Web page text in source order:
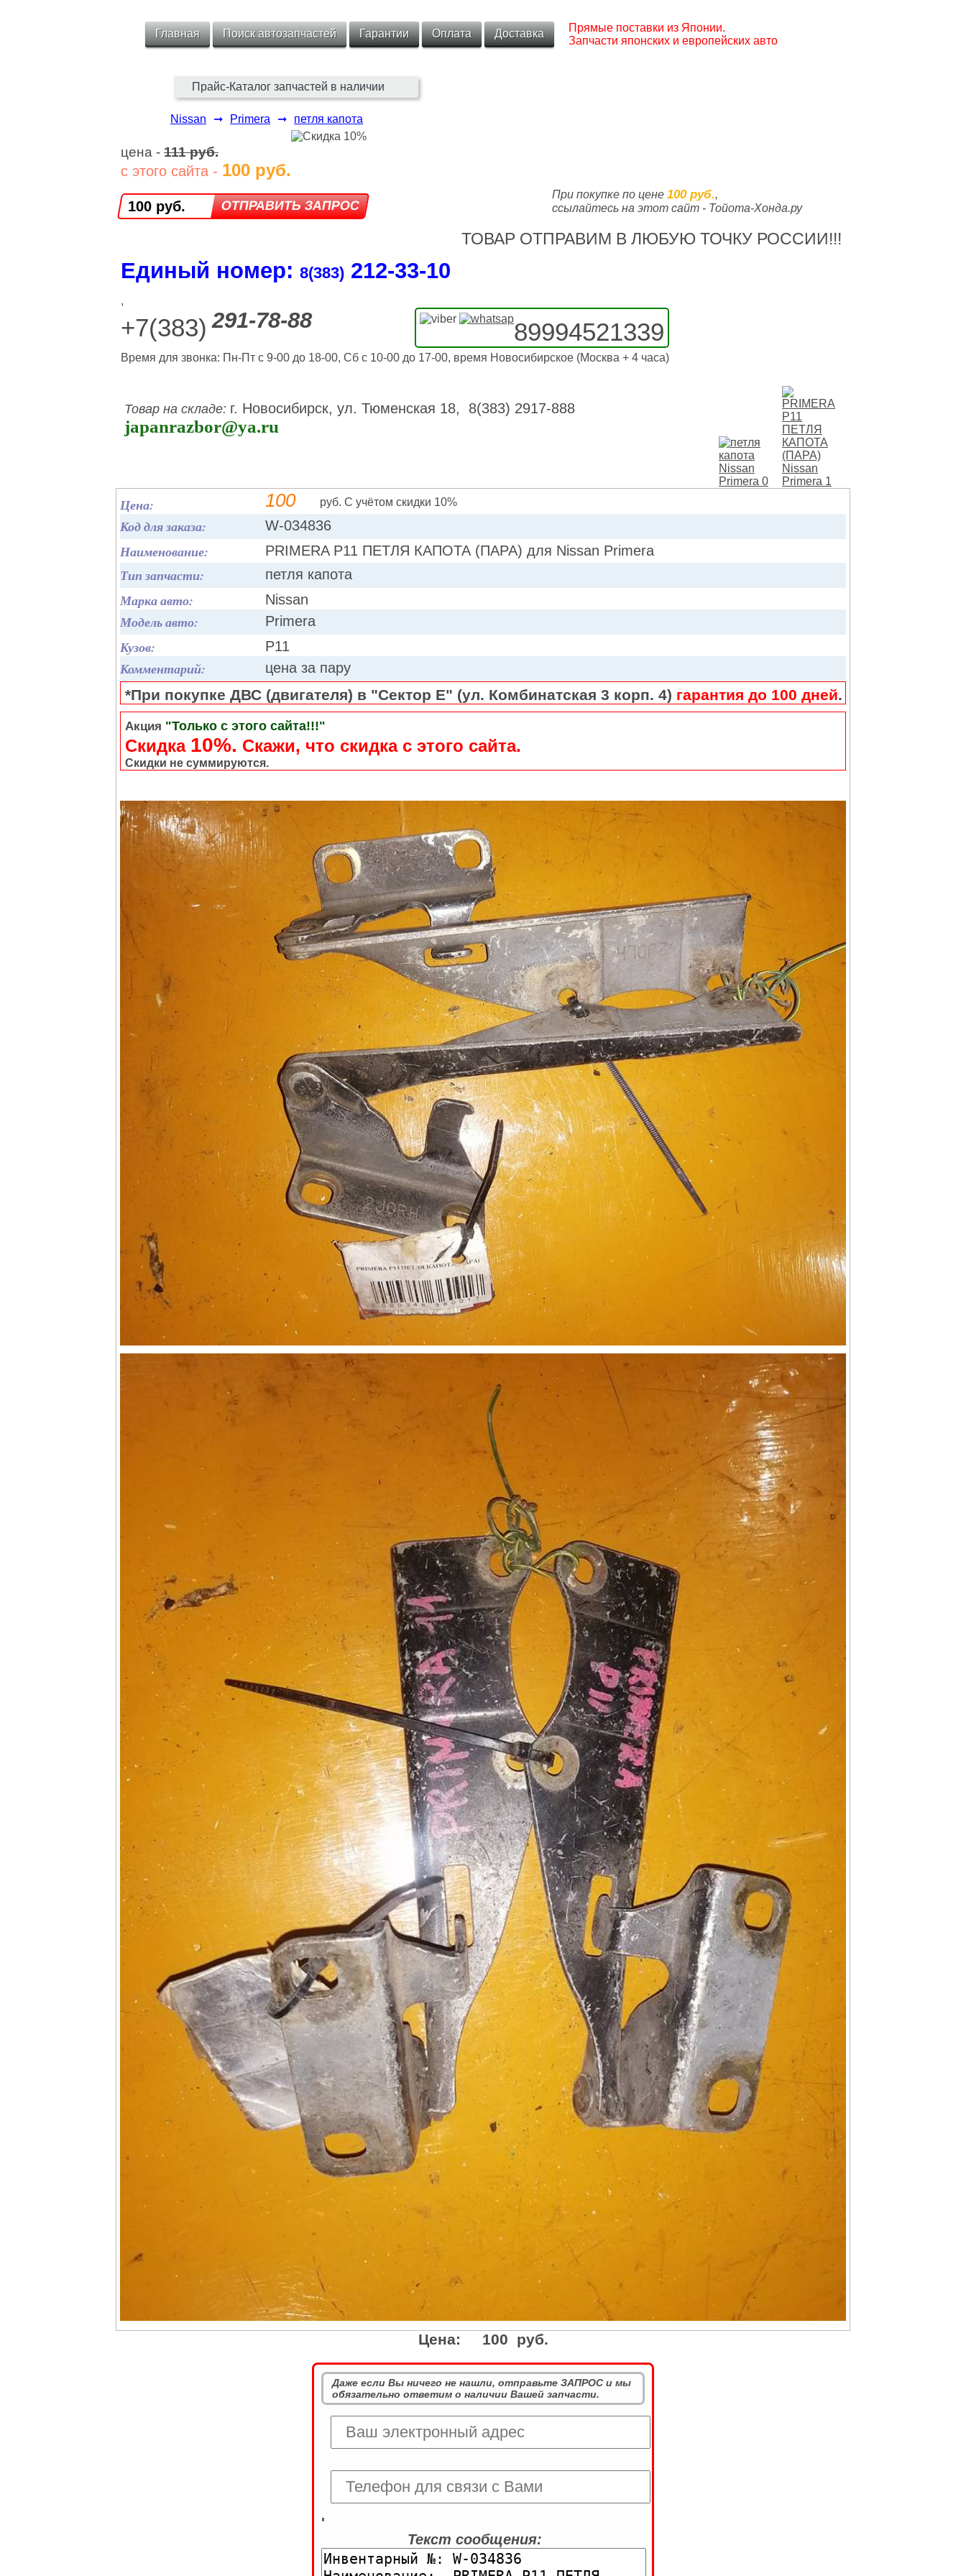
Главная Поиск автозапчастей Гарантии Оплата Доставка
Прямые поставки из Японии.
Запчасти японских и европейских авто
Прайс-Каталог запчастей в наличии
Nissan ➞ Primera ➞ петля капота
цена - 111 руб.
с этого сайта - 100 руб.
100 руб.
При покупке по цене 100 руб.,
ссылайтесь на этот сайт - Тойота-Хонда.ру
ТОВАР ОТПРАВИМ В ЛЮБУЮ ТОЧКУ РОССИИ!!!
Единый номер: 8(383) 212‑33‑10
,
+7(383) 291-78-88 89994521339
Время для звонка: Пн-Пт с 9-00 до 18-00, Сб с 10-00 до 17-00, время Новосибирское (Москва + 4 часа)
Товар на складе: г. Новосибирск, ул. Тюменская 18, 8(383) 2917-888
japanrazbor@ya.ru
Цена: 100 руб. С учётом скидки 10%
Код для заказа: W-034836
Наименование: PRIMERA P11 ПЕТЛЯ КАПОТА (ПАРА) для Nissan Primera
Тип запчасти: петля капота
Марка авто: Nissan
Модель авто: Primera
Кузов: P11
Комментарий: цена за пару
*При покупке ДВС (двигателя) в "Сектор Е" (ул. Комбинатская 3 корп. 4) гарантия до 100 дней.
Акция "Только с этого сайта!!!"
Скидка 10%. Cкажи, что скидка с этого сайта.
Скидки не суммируются.
Цена: 100 руб.
Даже если Вы ничего не нашли, отправьте ЗАПРОС и мы
обязательно ответим о наличии Вашей запчасти.
'
Текст сообщения: